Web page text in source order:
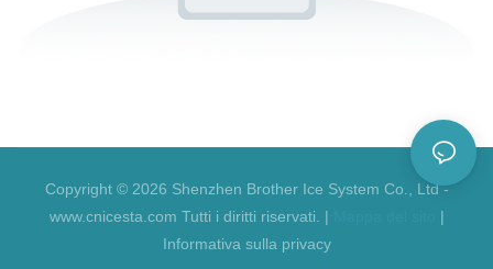
Copyright © 2026 Shenzhen Brother Ice System Co., Ltd -
www.cnicesta.com Tutti i diritti riservati. |
|
Informativa sulla privacy